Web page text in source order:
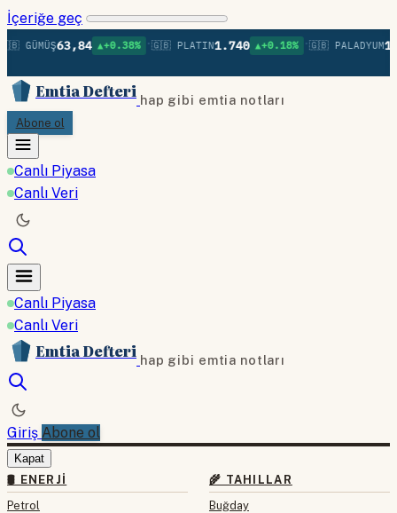
İçeriğe geç
GÜMÜŞ63,84 ▲+0.38% •🇬🇧 PLATIN1.740 ▲+0.18% •🇬🇧 PALADYUM
Emtia Defteri hap gibi emtia notları
Abone ol
Canlı Piyasa
Canlı Veri
Canlı Piyasa
Canlı Veri
Emtia Defteri hap gibi emtia notları
Giriş Abone ol
Kapat
🛢 ENERJI
Petrol
🌾 TAHILLAR
Buğday